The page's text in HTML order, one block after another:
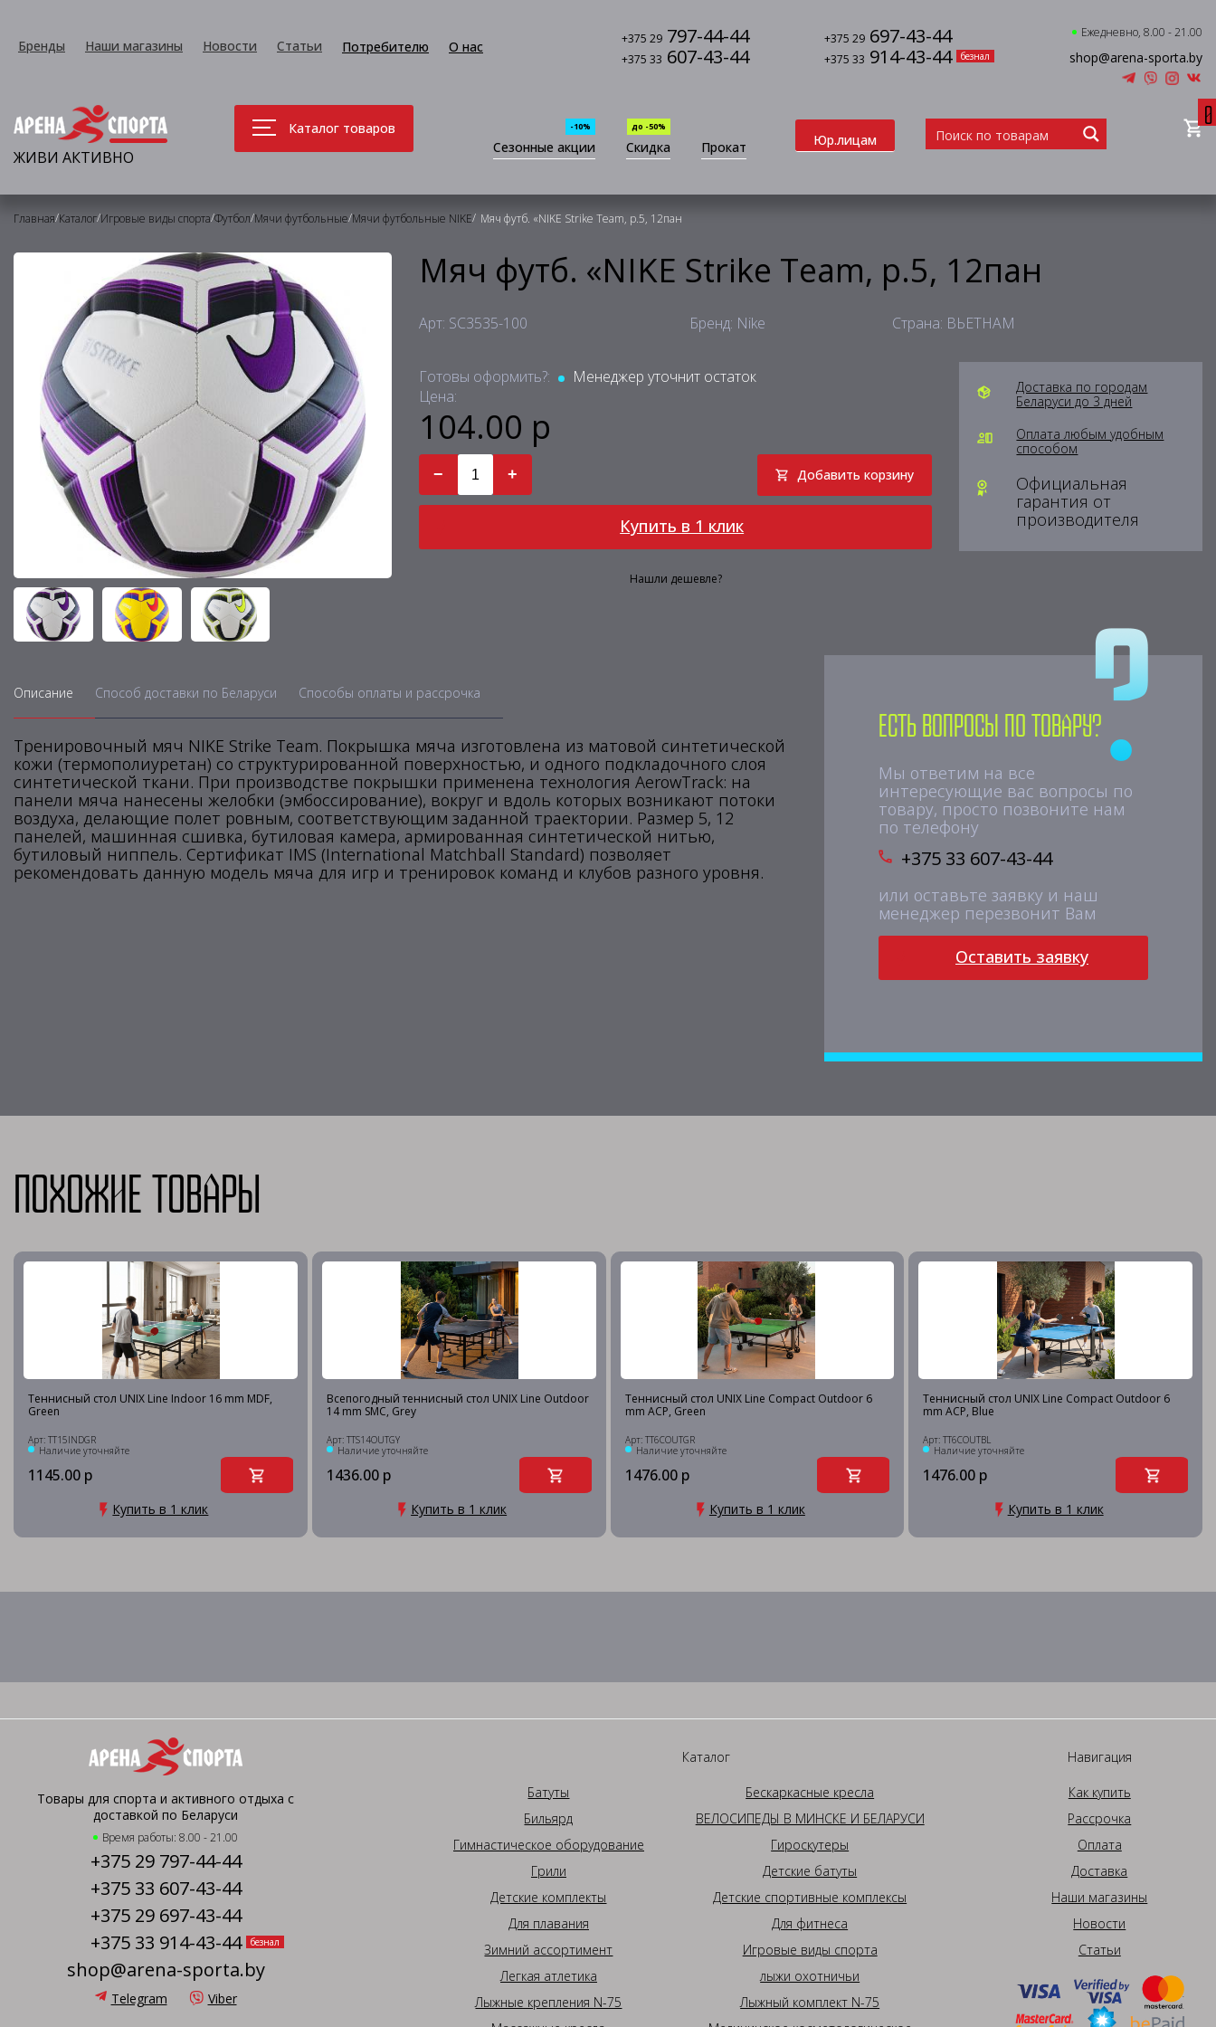
Бренды Наши магазины Новости Статьи Потребителю О нас +375 29 797-44-44 +375 29 697-43-44
+375 33 607-43-44 +375 33 914-43-44 безнал
Ежедневно, 8.00 - 21.00
shop@arena-sporta.by
ЖИВИ АКТИВНО
Каталог товаров
Сезонные акции
-10%
Скидка
до -50%
Прокат Юр.лицам
0
Главная/Каталог/Игровые виды спорта/Футбол/Мячи футбольные/Мячи футбольные NIKE/ Мяч футб. «NIKE Strike Team, р.5, 12пан
Мяч футб. «NIKE Strike Team, р.5, 12пан
Арт: SC3535-100 Бренд: Nike Страна: ВЬЕТНАМ
Готовы оформить?:
Менеджер уточнит остаток
Цена:
104.00 р
− + Добавить корзину
Купить в 1 клик
Нашли дешевле?
Доставка по городам
Беларуси до 3 дней
Оплата любым удобным
способом
Официальная
гарантия от
производителя
Описание Способ доставки по Беларуси Способы оплаты и рассрочка
Тренировочный мяч NIKE Strike Team. Покрышка мяча изготовлена из матовой синтетической
кожи (термополиуретан) со структурированной поверхностью, и одного подкладочного слоя
синтетической ткани. При производстве покрышки применена технология AerowTrack: на
панели мяча нанесены желобки (эмбоссирование), вокруг и вдоль которых возникают потоки
воздуха, делающие полет ровным, соответствующим заданной траектории. Размер 5, 12
панелей, машинная сшивка, бутиловая камера, армированная синтетической нитью,
бутиловый ниппель. Сертификат IMS (International Matchball Standard) позволяет
рекомендовать данную модель мяча для игр и тренировок команд и клубов разного уровня.
Есть вопросы по товару?
Мы ответим на все
интересующие вас вопросы по
товару, просто позвоните нам
по телефону
+375 33 607-43-44
или оставьте заявку и наш
менеджер перезвонит Вам
Оставить заявку
Похожие товары
Теннисный стол UNIX Line Indoor 16 mm MDF,
Green
Арт: TT15INDGR
Наличие уточняйте
1145.00 р
Купить в 1 клик
Всепогодный теннисный стол UNIX Line Outdoor
14 mm SMC, Grey
Арт: TTS14OUTGY
Наличие уточняйте
1436.00 р
Купить в 1 клик
Теннисный стол UNIX Line Compact Outdoor 6
mm ACP, Green
Арт: TT6COUTGR
Наличие уточняйте
1476.00 р
Купить в 1 клик
Теннисный стол UNIX Line Compact Outdoor 6
mm ACP, Blue
Арт: TT6COUTBL
Наличие уточняйте
1476.00 р
Купить в 1 клик
Товары для спорта и активного отдыха с
доставкой по Беларуси
Время работы: 8.00 - 21.00
+375 29 797-44-44
+375 33 607-43-44
+375 29 697-43-44
+375 33 914-43-44
безнал
shop@arena-sporta.by
Telegram Viber
Каталог
Батуты
Бескаркасные кресла
Бильярд
ВЕЛОСИПЕДЫ В МИНСКЕ И БЕЛАРУСИ
Гимнастическое оборудование
Гироскутеры
Грили
Детские батуты
Детские комплекты
Детские спортивные комплексы
Для плавания
Для фитнеса
Зимний ассортимент
Игровые виды спорта
Легкая атлетика
лыжи охотничьи
Лыжные крепления N-75
Лыжный комплект N-75
Навигация
Как купить
Рассрочка
Оплата
Доставка
Наши магазины
Новости
Статьи